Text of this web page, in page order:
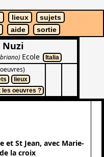
lieux
sujets
aide sortie
Ecole Italia
lieux
les oeuvres ?
et St Jean, avec Marie-
la croix